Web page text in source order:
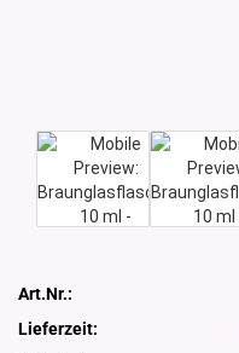
Art.Nr.:
Lieferzeit: